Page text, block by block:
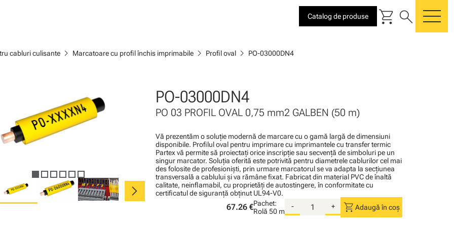
Catalog de produse shopping_cart search
cabluri culisante chevron_right Marcatoare cu profil închis imprimabile chevron_right Profil oval chevron_right PO-03000DN4
chevron_right
PO-03000DN4
PO 03 PROFIL OVAL 0,75 mm2 GALBEN (50 m)
Vă prezentăm o soluţie modernă de marcare cu o gamă largă de dimensiuni
disponibile. Profilul oval pentru imprimare cu imprimantele cu transfer termic
Partex vă permite să proiectaţi orice inscripţie sau secvenţă de simboluri pe un
singur marcator. Soluţia oferită este potrivită pentru diametrele cablurilor cel mai
des folosite de profesionişti, prin urmare marcatorul se va adapta la secţiunea
transversală a cablului şi va rămâne fixat. Fabricat din material PVC de înaltă
calitate, neinflamabil, cu proprietăţi de autostingere, în conformitate cu
certificatul de siguranţă obţinut UL94-V0.
67.26 €Pachet:
Rolă 50 m
- + shopping_cart Adaugă în coș